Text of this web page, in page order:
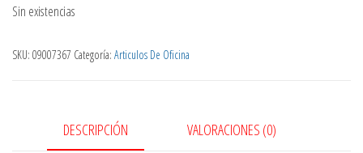
Sin existencias
SKU: 09007367 Categoría: Articulos De Oficina
DESCRIPCIÓN VALORACIONES (0)